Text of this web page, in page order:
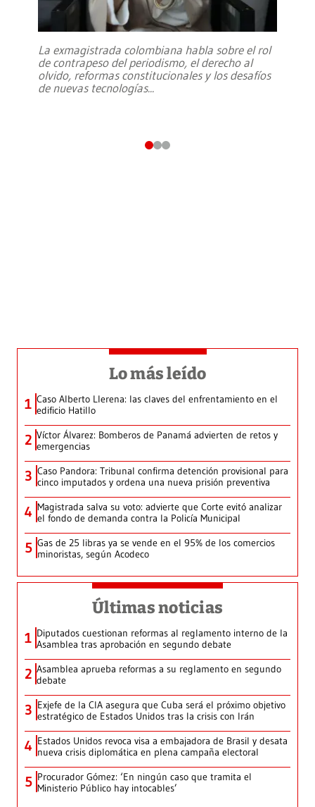
La exmagistrada colombiana habla sobre el rol
de contrapeso del periodismo, el derecho al
olvido, reformas constitucionales y los desafíos
de nuevas tecnologías...
Lo más leído
1 Caso Alberto Llerena: las claves del enfrentamiento en el
edificio Hatillo
2 Víctor Álvarez: Bomberos de Panamá advierten de retos y
emergencias
3 Caso Pandora: Tribunal confirma detención provisional para
cinco imputados y ordena una nueva prisión preventiva
4 Magistrada salva su voto: advierte que Corte evitó analizar
el fondo de demanda contra la Policía Municipal
5 Gas de 25 libras ya se vende en el 95% de los comercios
minoristas, según Acodeco
Últimas noticias
1 Diputados cuestionan reformas al reglamento interno de la
Asamblea tras aprobación en segundo debate
2 Asamblea aprueba reformas a su reglamento en segundo
debate
3 Exjefe de la CIA asegura que Cuba será el próximo objetivo
estratégico de Estados Unidos tras la crisis con Irán
4 Estados Unidos revoca visa a embajadora de Brasil y desata
nueva crisis diplomática en plena campaña electoral
5 Procurador Gómez: ‘En ningún caso que tramita el
Ministerio Público hay intocables’